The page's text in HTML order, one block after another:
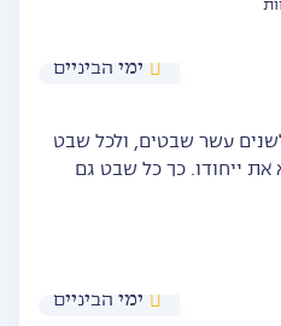
ימי הביניים
עשר שבטים, ולכל שבט
ייחודו. כך כל שבט גם
ימי הביניים